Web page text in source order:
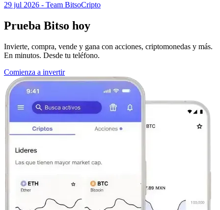
29 jul 2026 - Team BitsoCripto
Prueba Bitso hoy
Invierte, compra, vende y gana con acciones, criptomonedas y más.
En minutos. Desde tu teléfono.
Comienza a invertir